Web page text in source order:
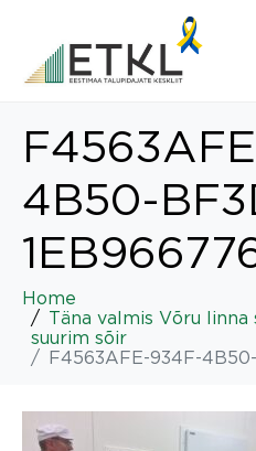
4B50-
Home
Täna valmis Võru linna
suurim sõir
F4563AFE-934F-